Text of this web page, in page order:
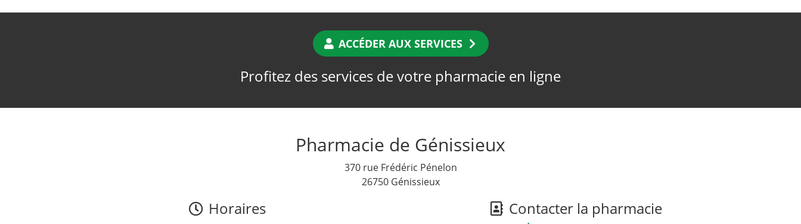
ACCÉDER AUX SERVICES
Profitez des services de votre pharmacie en ligne
Pharmacie de Génissieux
370 rue Frédéric Pénelon
26750 Génissieux
Horaires Contacter la pharmacie